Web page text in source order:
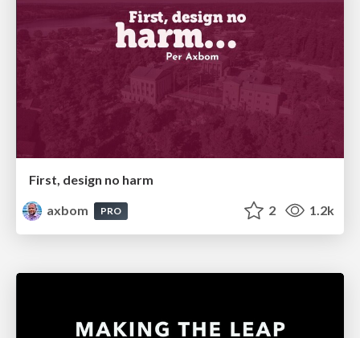
First, design no harm
axbom
PRO 2 1.2k